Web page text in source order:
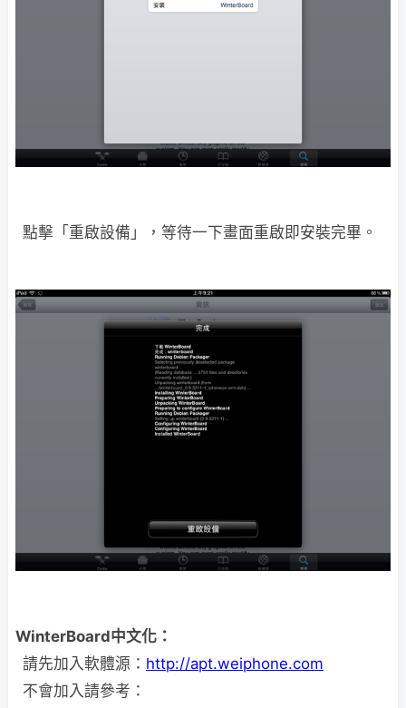
點擊「重啟設備」，等待一下畫面重啟即安裝完畢。
WinterBoard中文化：
請先加入軟體源： http://apt.weiphone.com
不會加入請參考：